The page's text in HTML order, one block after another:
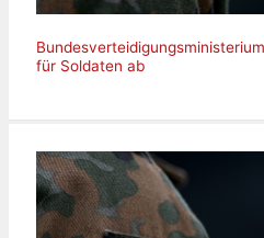
für Soldaten ab